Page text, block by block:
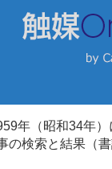
年（昭和34年
の検索と結果（